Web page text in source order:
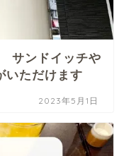
サンドイッチや
いただけます
2023年5月1日